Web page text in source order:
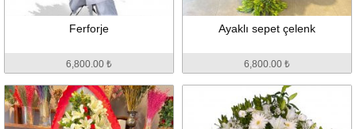
Ferforje
6,800.00 ₺
Ayaklı sepet çelenk
6,800.00 ₺